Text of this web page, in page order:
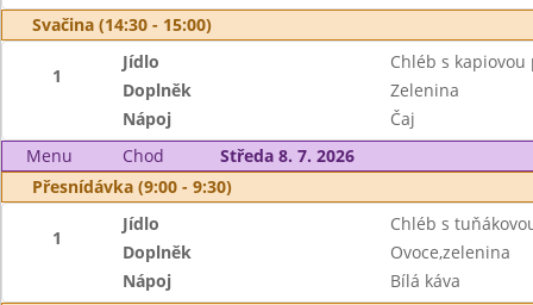
Svačina (14:30 - 15:00)
1
Jídlo
Chléb s kapiovou
Doplněk
Zelenina
Nápoj
Čaj
Menu
Chod
Středa 8. 7. 2026
Přesnídávka (9:00 - 9:30)
1
Jídlo
Chléb s
Doplněk
Ovoce,zelenina
Nápoj
Bílá káva